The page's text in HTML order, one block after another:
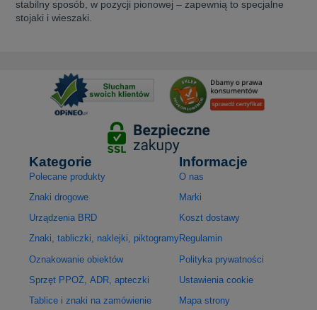
stabilny sposób, w pozycji pionowej – zapewnią to specjalne
stojaki i wieszaki.
Kategorie
Polecane produkty
Znaki drogowe
Urządzenia BRD
Znaki, tabliczki, naklejki, piktogramy
Oznakowanie obiektów
Sprzęt PPOŻ, ADR, apteczki
Tablice i znaki na zamówienie
Informacje
O nas
Marki
Koszt dostawy
Regulamin
Polityka prywatności
Ustawienia cookie
Mapa strony